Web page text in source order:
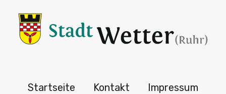
Startseite Kontakt
Impressum